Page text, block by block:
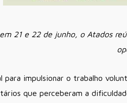
21 e 22 de junho, o Atados
para impulsionar o trabalho
que perceberam a